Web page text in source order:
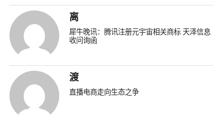
离
犀牛晚讯：腾讯注册元宇宙相关商标 天泽信息
收问询函
渡
直播电商走向生态之争